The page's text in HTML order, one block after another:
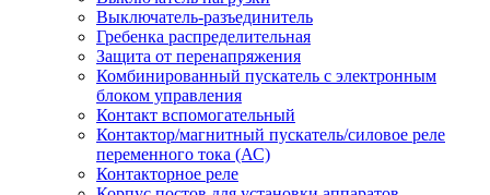
Выключатель-разъединитель
Гребенка распределительная
Защита от перенапряжения
Комбинированный пускатель с электронным
блоком управления
Контакт вспомогательный
Контактор/магнитный пускатель/силовое реле
переменного тока (АС)
Контакторное реле